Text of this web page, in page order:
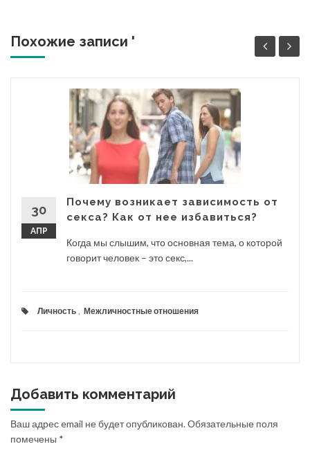
Похожие записи '
30
АПР
Почему возникает зависимость от
секса? Как от нее избавиться?
Когда мы слышим, что основная тема, о которой
говорит человек – это секс,...
Личность Межличностные отношения
Добавить комментарий
Ваш адрес email не будет опубликован.Обязательные поля
помечены *